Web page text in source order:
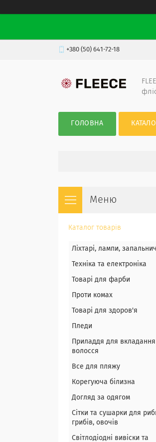
+380 (50) 641-72-18
ГОЛОВНА
Каталог товарів
Ліхтарі, лампи,
Техніка та електроніка
Товарі для фарби
Проти комах
Товарі для здоров'я
Пледи
Приладдя для вкладання
волосся
Все для пляжу
Корегуюча білизна
Догляд за одягом
Сітки та сушарки для
грибів, овочів
Світлодіодні вивіски та